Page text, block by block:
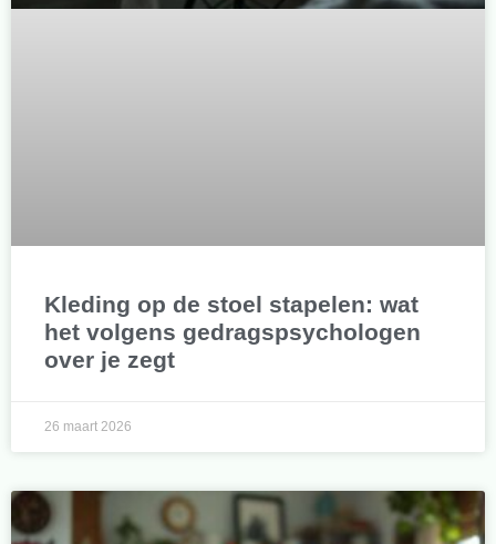
Kleding op de stoel stapelen: wat
het volgens gedragspsychologen
over je zegt
26 maart 2026